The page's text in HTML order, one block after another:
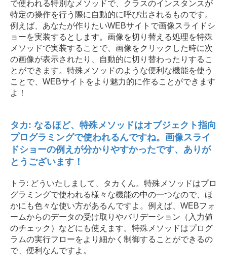
で使われる特別なメソッドで、クラスのインスタンスが
特定の操作を行う際に自動的に呼び出されるものです。
例えば、あなたが作りたいWEBサイトで画像スライドシ
ョーを実装するとします。画像を切り替える処理を特殊
メソッドで実装することで、画像をクリックした時に次
の画像が表示されたり、自動的に切り替わったりするこ
とができます。特殊メソッドのような便利な機能を使う
ことで、WEBサイトをより魅力的に作ることができます
よ！
タカ: なるほど、特殊メソッドはオブジェクト指向
プログラミングで使われるんですね。画像スライ
ドショーの例えが分かりやすかったです、ありが
とうございます！
トラ: どういたしまして、タカくん。特殊メソッドはプロ
グラミングで使われる様々な機能の中の一つなので、ほ
かにも色々な使い方があるんですよ。例えば、WEBフォ
ームからのデータの受け取りやバリデーション（入力値
のチェック）などにも使えます。特殊メソッドはプログ
ラムの実行フローをより細かく制御することができるの
で、便利なんですよ。